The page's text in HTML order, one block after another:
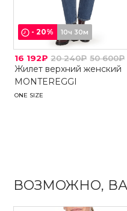
-20% 10ч 30м
16 192₽ 20 240₽ 50 600₽
Жилет верхний женский
MONTEREGGI
ONE SIZE
ВОЗМОЖНО,